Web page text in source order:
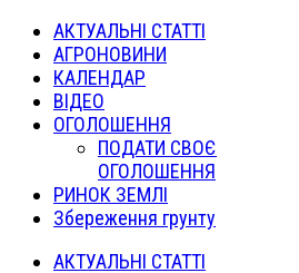
АКТУАЛЬНІ СТАТТІ
АГРОНОВИНИ
КАЛЕНДАР
ВІДЕО
ОГОЛОШЕННЯ
ПОДАТИ СВОЄ
ОГОЛОШЕННЯ
РИНОК ЗЕМЛІ
Збереження грунту
АКТУАЛЬНІ СТАТТІ